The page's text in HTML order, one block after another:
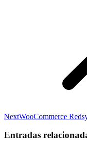
NextNext
WooCommerce
Entradas